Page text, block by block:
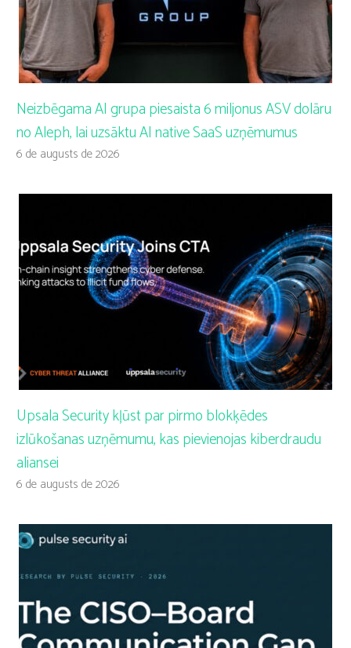
Neizbēgama AI grupa piesaista 6 miljonus ASV dolāru
no Aleph, lai uzsāktu AI native SaaS uzņēmumus
6 de augusts de 2026
Upsala Security kļūst par pirmo blokķēdes
izlūkošanas uzņēmumu, kas pievienojas kiberdraudu
aliansei
6 de augusts de 2026